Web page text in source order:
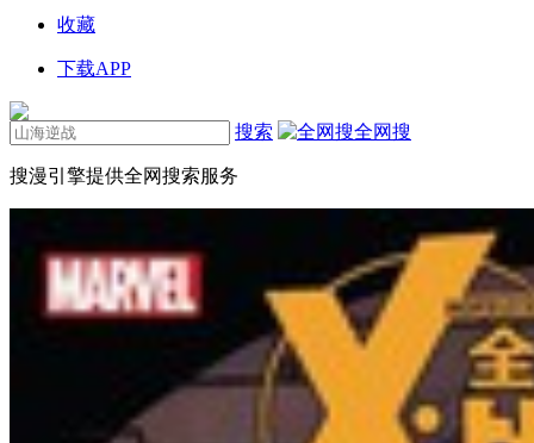
收藏
下载APP
搜索 全网搜
搜漫引擎提供全网搜索服务